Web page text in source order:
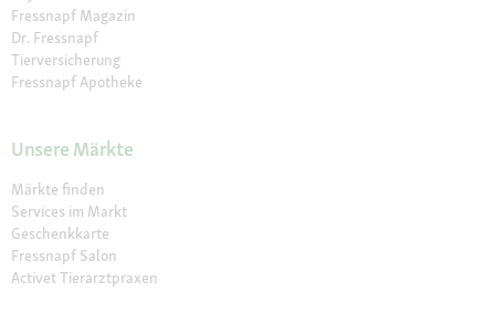
Fressnapf Magazin
Dr. Fressnapf
Tierversicherung
Fressnapf Apotheke
Unsere Märkte
Märkte finden
Services im Markt
Geschenkkarte
Fressnapf Salon
Activet Tierarztpraxen